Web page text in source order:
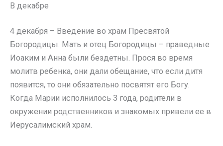
В декабре
4 декабря – Введение во храм Пресвятой
Богородицы. Мать и отец Богородицы – праведные
Иоаким и Анна были бездетны. Прося во время
молитв ребенка, они дали обещание, что если дитя
появится, то они обязательно посвятят его Богу.
Когда Марии исполнилось 3 года, родители в
окружении родственников и знакомых привели ее в
Иерусалимский храм.